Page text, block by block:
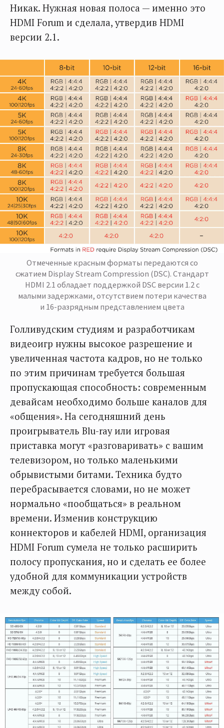
Никак. Нужная новая полоса — именно это
HDMI Forum и сделала, утвердив HDMI
версии 2.1.
Отмеченные красным форматы передаются со
сжатием Display Stream Compression (DSC). Стандарт
HDMI 2.1 обладает поддержкой DSC версии 1.2 с
малыми задержками, отсутствием потери качества
и 16-разрядным представлением цвета
Голливудским студиям и разработчикам
видеоигр нужны высокое разрешение и
увеличенная частота кадров, но не только
по этим причинам требуется большая
пропускающая способность: современным
девайсам необходимо больше каналов для
«общения». На сегодняшний день
проигрыватель Blu-ray или игровая
приставка могут «разговаривать» с вашим
телевизором, но только маленькими
обрывистыми битами. Техника будто
перебрасывается словами, но не может
нормально «пообщаться» в реальном
времени. Изменив конструкцию
коннекторов и кабелей HDMI, организация
HDMI Forum сумела не только расширить
полосу пропускания, но и сделать ее более
удобной для коммуникации устройств
между собой.